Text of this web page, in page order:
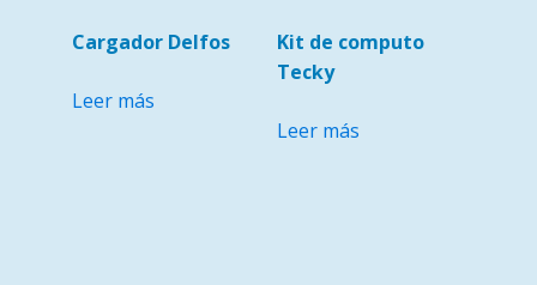
Cargador Delfos
Leer más
Kit de computo
Tecky
Leer más